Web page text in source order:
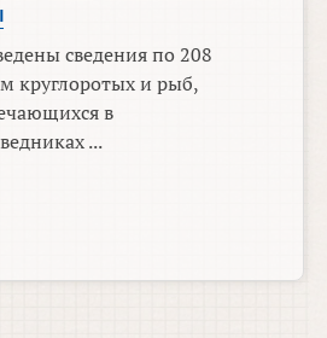
сведения по 208
круглоротых и рыб,
в
...